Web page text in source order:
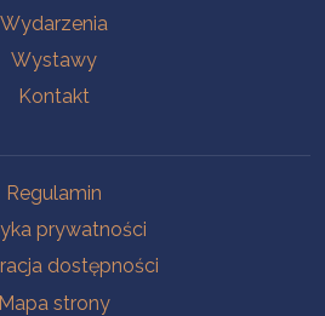
Wydarzenia
Wystawy
Kontakt
Regulamin
prywatności
dostępności
Mapa strony